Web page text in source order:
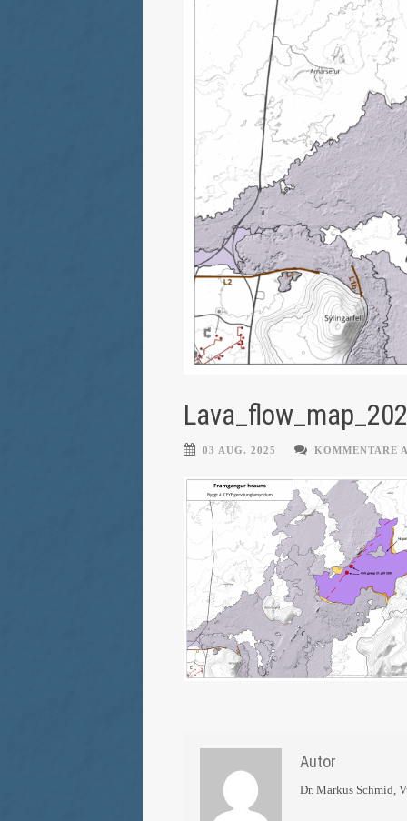
03 AUG. 2025 KOMMENTARE
Autor
Dr. Markus Schmid,